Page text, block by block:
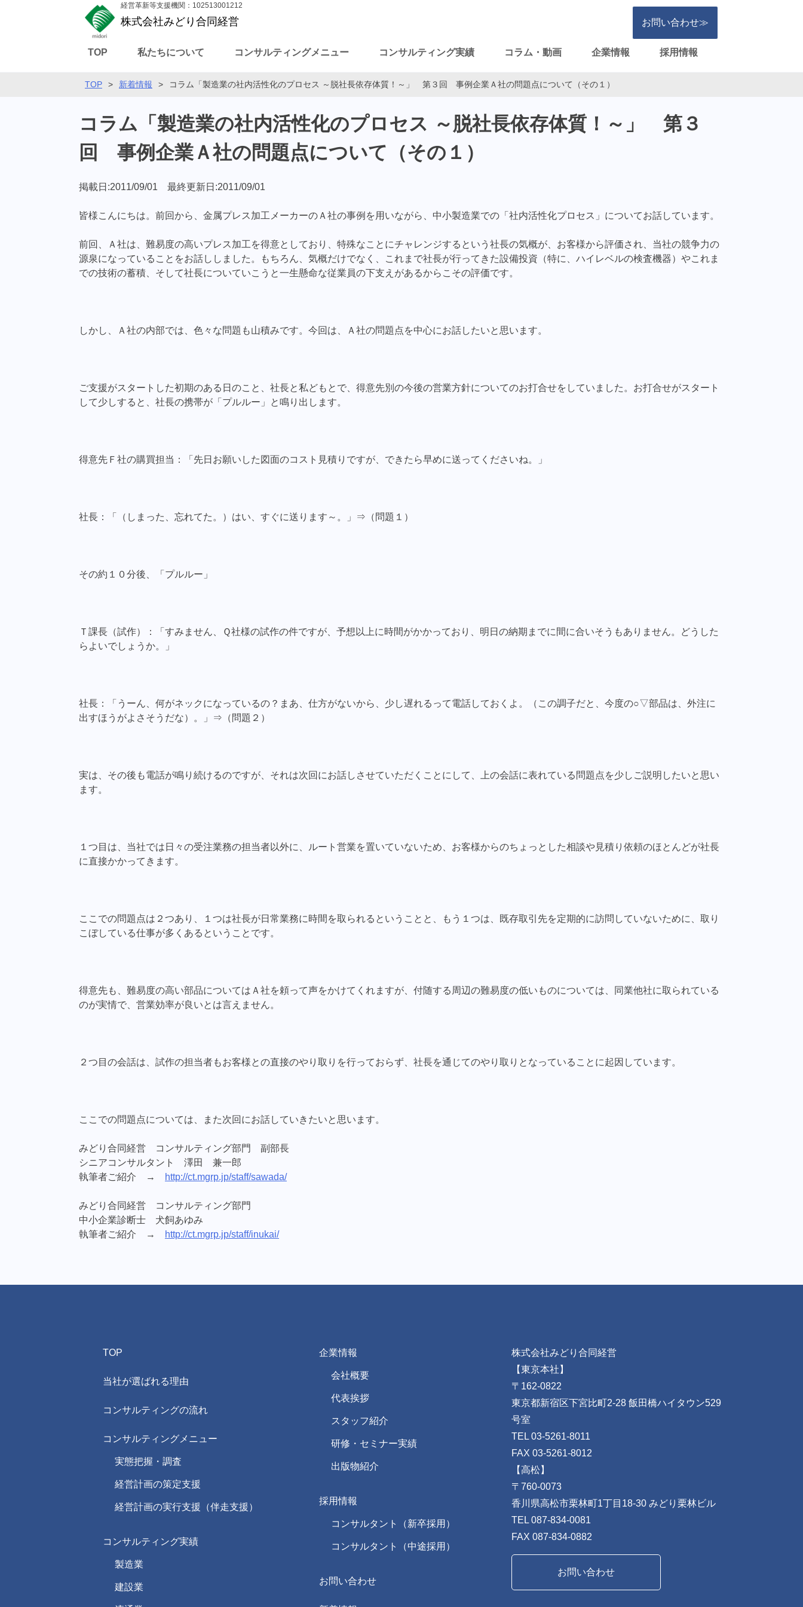
経営革新等支援機関：102513001212
株式会社みどり合同経営 お問い合わせ≫
TOP 私たちについて コンサルティングメニュー コンサルティング実績 コラム・動画 企業情報 採用情報
TOP > 新着情報 > コラム「製造業の社内活性化のプロセス ～脱社長依存体質！～」 第３回 事例企業Ａ社の問題点について（その１）
コラム「製造業の社内活性化のプロセス ～脱社長依存体質！～」 第３
回 事例企業Ａ社の問題点について（その１）
掲載日:2011/09/01 最終更新日:2011/09/01
皆様こんにちは。前回から、金属プレス加工メーカーのＡ社の事例を用いながら、中小製造業での「社内活性化プロセス」についてお話しています。
前回、Ａ社は、難易度の高いプレス加工を得意としており、特殊なことにチャレンジするという社長の気概が、お客様から評価され、当社の競争力の
源泉になっていることをお話ししました。もちろん、気概だけでなく、これまで社長が行ってきた設備投資（特に、ハイレベルの検査機器）やこれま
での技術の蓄積、そして社長についていこうと一生懸命な従業員の下支えがあるからこその評価です。
しかし、Ａ社の内部では、色々な問題も山積みです。今回は、Ａ社の問題点を中心にお話したいと思います。
ご支援がスタートした初期のある日のこと、社長と私どもとで、得意先別の今後の営業方針についてのお打合せをしていました。お打合せがスタート
して少しすると、社長の携帯が「プルルー」と鳴り出します。
得意先Ｆ社の購買担当：「先日お願いした図面のコスト見積りですが、できたら早めに送ってくださいね。」
社長：「（しまった、忘れてた。）はい、すぐに送ります～。」⇒（問題１）
その約１０分後、「プルルー」
Ｔ課長（試作）：「すみません、Ｑ社様の試作の件ですが、予想以上に時間がかかっており、明日の納期までに間に合いそうもありません。どうした
らよいでしょうか。」
社長：「うーん、何がネックになっているの？まあ、仕方がないから、少し遅れるって電話しておくよ。（この調子だと、今度の○▽部品は、外注に
出すほうがよさそうだな）。」⇒（問題２）
実は、その後も電話が鳴り続けるのですが、それは次回にお話しさせていただくことにして、上の会話に表れている問題点を少しご説明したいと思い
ます。
１つ目は、当社では日々の受注業務の担当者以外に、ルート営業を置いていないため、お客様からのちょっとした相談や見積り依頼のほとんどが社長
に直接かかってきます。
ここでの問題点は２つあり、１つは社長が日常業務に時間を取られるということと、もう１つは、既存取引先を定期的に訪問していないために、取り
こぼしている仕事が多くあるということです。
得意先も、難易度の高い部品についてはＡ社を頼って声をかけてくれますが、付随する周辺の難易度の低いものについては、同業他社に取られている
のが実情で、営業効率が良いとは言えません。
２つ目の会話は、試作の担当者もお客様との直接のやり取りを行っておらず、社長を通じてのやり取りとなっていることに起因しています。
ここでの問題点については、また次回にお話していきたいと思います。
みどり合同経営 コンサルティング部門 副部長
シニアコンサルタント 澤田 兼一郎
執筆者ご紹介 →
http://ct.mgrp.jp/staff/sawada/
みどり合同経営 コンサルティング部門
中小企業診断士 犬飼あゆみ
執筆者ご紹介 →
http://ct.mgrp.jp/staff/inukai/
TOP
当社が選ばれる理由
コンサルティングの流れ
コンサルティングメニュー
実態把握・調査
経営計画の策定支援
経営計画の実行支援（伴走支援）
コンサルティング実績
製造業
建設業
企業情報
会社概要
代表挨拶
スタッフ紹介
研修・セミナー実績
出版物紹介
採用情報
コンサルタント（新卒採用）
コンサルタント（中途採用）
お問い合わせ
株式会社みどり合同経営
【東京本社】
〒162-0822
東京都新宿区下宮比町2-28 飯田橋ハイタウン529
号室
TEL 03-5261-8011
FAX 03-5261-8012
【高松】
〒760-0073
香川県高松市栗林町1丁目18-30 みどり栗林ビル
TEL 087-834-0081
FAX 087-834-0882
お問い合わせ